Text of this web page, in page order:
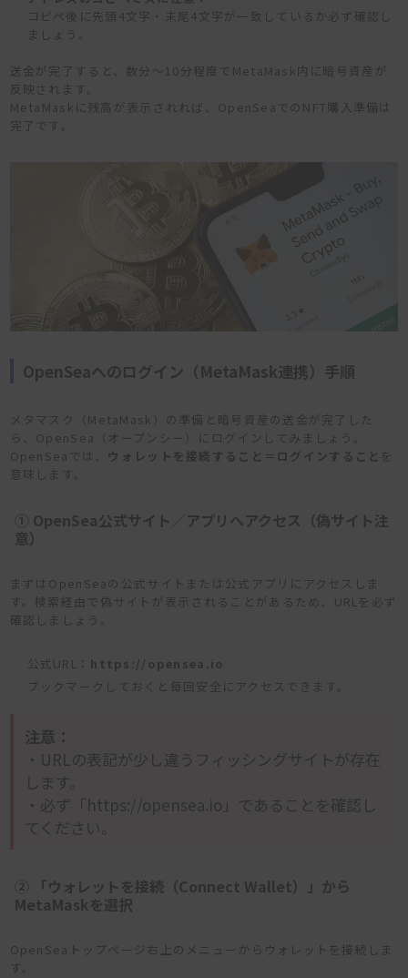
コピペ後に先頭4文字・末尾4文字が一致しているか必ず確認し
ましょう。
送金が完了すると、数分〜10分程度でMetaMask内に暗号資産が
反映されます。
MetaMaskに残高が表示されれば、OpenSeaでのNFT購入準備は
完了です。
OpenSeaへのログイン（MetaMask連携）手順
メタマスク（MetaMask）の準備と暗号資産の送金が完了した
ら、OpenSea（オープンシー）にログインしてみましょう。
OpenSeaでは、 ウォレットを接続すること＝ログインすること を
意味します。
① OpenSea公式サイト／アプリへアクセス（偽サイト注
意）
まずはOpenSeaの公式サイトまたは公式アプリにアクセスしま
す。検索経由で偽サイトが表示されることがあるため、URLを必ず
確認しましょう。
公式URL： https://opensea.io
ブックマークしておくと毎回安全にアクセスできます。
注意：
・URLの表記が少し違うフィッシングサイトが存在
します。
・必ず「https://opensea.io」であることを確認し
てください。
② 「ウォレットを接続（Connect Wallet）」から
MetaMaskを選択
OpenSeaトップページ右上のメニューからウォレットを接続しま
す。